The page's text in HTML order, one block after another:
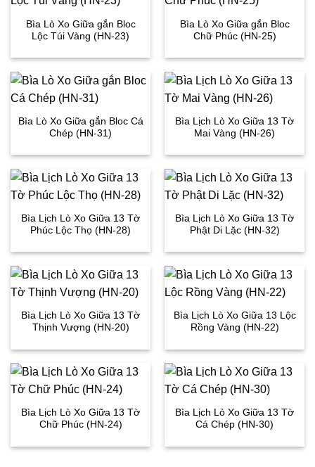
Bìa Lò Xo Giữa gắn Bloc
Lộc Túi Vàng (HN-23)
Bìa Lò Xo Giữa gắn Bloc
Chữ Phúc (HN-25)
Bìa Lò Xo Giữa gắn Bloc Cá
Chép (HN-31)
Bìa Lịch Lò Xo Giữa 13 Tờ
Mai Vàng (HN-26)
Bìa Lịch Lò Xo Giữa 13 Tờ
Phúc Lộc Thọ (HN-28)
Bìa Lịch Lò Xo Giữa 13 Tờ
Phật Di Lặc (HN-32)
Bìa Lịch Lò Xo Giữa 13 Tờ
Thịnh Vượng (HN-20)
Bìa Lịch Lò Xo Giữa 13 Lộc
Rồng Vàng (HN-22)
Bìa Lịch Lò Xo Giữa 13 Tờ
Chữ Phúc (HN-24)
Bìa Lịch Lò Xo Giữa 13 Tờ
Cá Chép (HN-30)